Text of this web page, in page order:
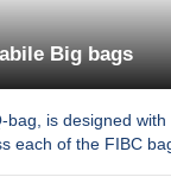
Big bags
bag, is designed with
each of the FIBC